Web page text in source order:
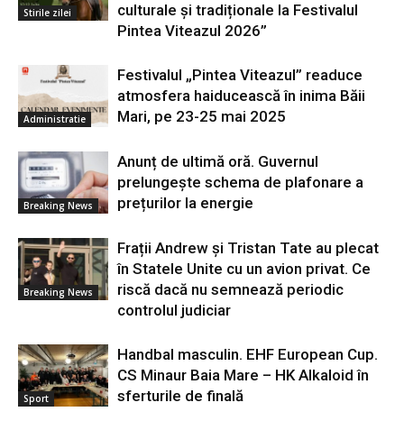
Stirile zilei
culturale și tradiționale la Festivalul
Pintea Viteazul 2026”
Administratie
Festivalul „Pintea Viteazul” readuce
atmosfera haiducească în inima Băii
Mari, pe 23-25 mai 2025
Breaking News
Anunț de ultimă oră. Guvernul
prelungește schema de plafonare a
prețurilor la energie
Breaking News
Frații Andrew și Tristan Tate au plecat
în Statele Unite cu un avion privat. Ce
riscă dacă nu semnează periodic
controlul judiciar
Sport
Handbal masculin. EHF European Cup.
CS Minaur Baia Mare – HK Alkaloid în
sferturile de finală